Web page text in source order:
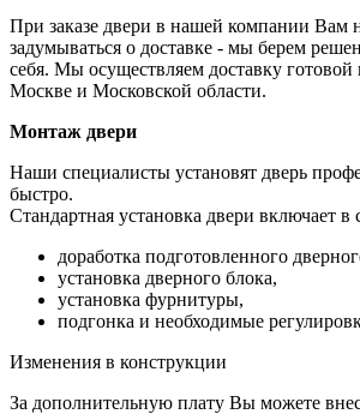
При заказе двери в нашей компании Вам
задумываться о доставке - мы берем
себя. Мы осуществляем доставку
Москве и Московской области.
Монтаж двери
Наши специалисты установят дверь
быстро.
Стандартная установка двери включает в
доработка подготовленного
установка дверного блока,
установка фурнитуры,
подгонка и необходимые
Изменения в конструкции
За дополнительную плату Вы можете